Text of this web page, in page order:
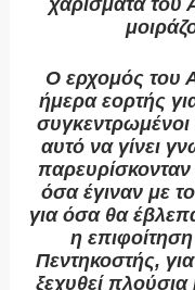
χαρίσματα του
Ο ερχομός του
ήμερα εορτής
αυτό να γίνει
όσα έγιναν με
για όσα θα
η
Πεντηκοστής,
ξεχυθεί